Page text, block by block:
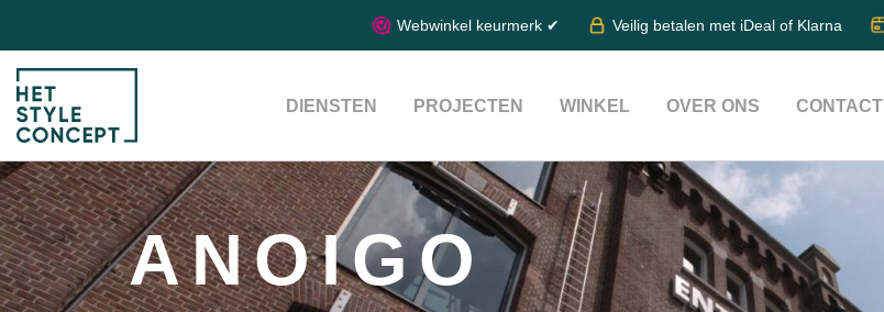
Webwinkel keurmerk ✔ Veilig betalen met iDeal of Klarna
DIENSTEN PROJECTEN WINKEL OVER ONS CONTACT
ANOIGO